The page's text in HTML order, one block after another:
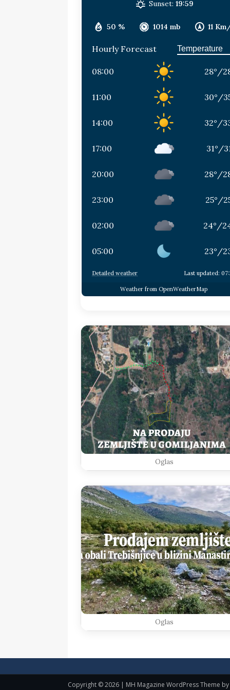
50 % 1014 mb 11
Sunset: 19:59
Hourly Forecast
08:00 28° /
11:00 30° /
14:00 32° /
17:00 31° /
20:00 28° /
23:00 25° /
02:00 24° /
05:00 23° /
Detailed weather Last updated:
Weather from OpenWeatherMap
Oglas
Oglas
Copyright © 2026 | MH Magazine WordPress Theme by